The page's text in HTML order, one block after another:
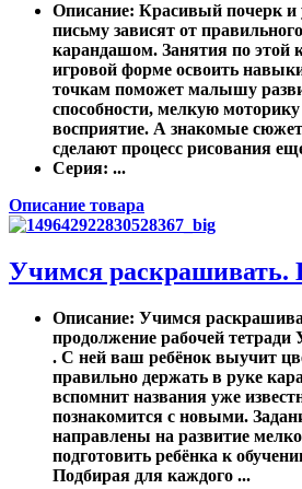
Описание: Красивый почерк и
письму зависят от
карандашом. Занятия по этой
игровой форме освоить
точкам поможет малышу
способности, мелкую моторику
восприятие. А знакомые
сделают процесс рисования
Серия: ...
Описание товара
Учимся раскрашивать.
Описание: Учимся
продолжение рабочей
. С ней ваш ребёнок выучит
правильно держать в руке
вспомнит названия уже
познакомится с новыми.
направлены на развитие
подготовить ребёнка к
Подбирая для каждого ...